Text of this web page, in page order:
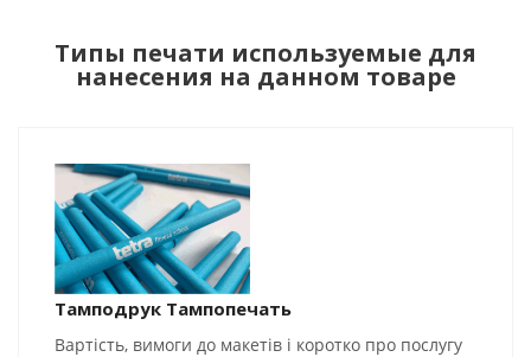
Типы печати используемые для
нанесения на данном товаре
Тамподрук Тампопечать
Вартість, вимоги до макетів і коротко про послугу